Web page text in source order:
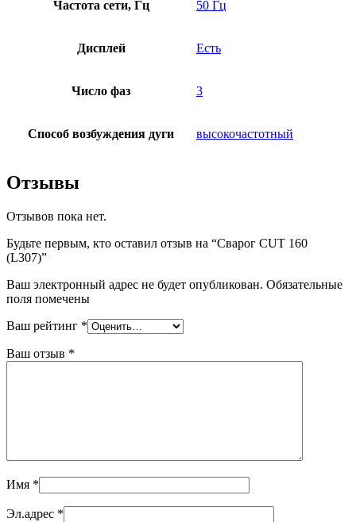
Частота сети, Гц 50 Гц
Дисплей Есть
Число фаз 3
Способ возбуждения дуги высокочастотный
Отзывы
Отзывов пока нет.
Будьте первым, кто оставил отзыв на “Сварог CUT 160
(L307)”
Ваш электронный адрес не будет опубликован. Обязательные
поля помечены
Ваш рейтинг *
Ваш отзыв *
Имя *
Эл.адрес *